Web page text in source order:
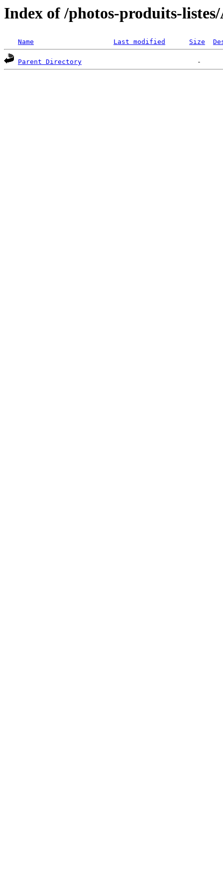
Index of /photos-produits-
Name Last modified Size
Parent Directory